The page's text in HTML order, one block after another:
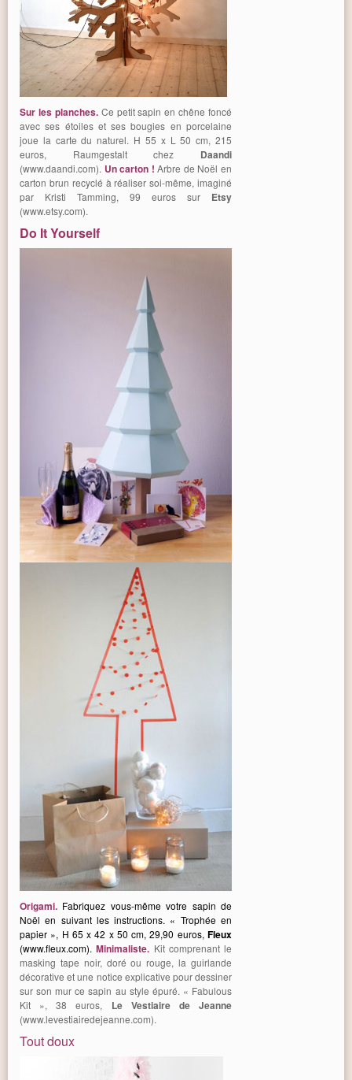
Sur les planches. Ce petit sapin en chêne foncé
avec ses étoiles et ses bougies en porcelaine
joue la carte du naturel. H 55 x L 50 cm, 215
euros, Raumgestalt chez Daandi
(www.daandi.com). Un carton ! Arbre de Noël en
carton brun recyclé à réaliser soi-même, imaginé
par Kristi Tamming, 99 euros sur Etsy
(www.etsy.com).
Do It Yourself
Origami. Fabriquez vous-même votre sapin de
Noël en suivant les instructions. « Trophée en
papier », H 65 x 42 x 50 cm, 29,90 euros, Fleux
(www.fleux.com).Minimaliste. Kit comprenant le
masking tape noir, doré ou rouge, la guirlande
décorative et une notice explicative pour dessiner
sur son mur ce sapin au style épuré. « Fabulous
Kit », 38 euros, Le Vestiaire de Jeanne
(www.levestiairedejeanne.com).
Tout doux